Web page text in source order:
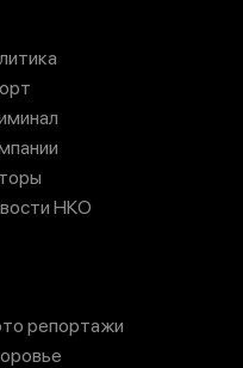
НКО
репортажи